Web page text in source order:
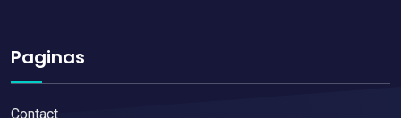
Paginas
Contact